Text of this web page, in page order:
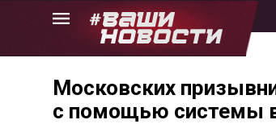
Skip
Московских
с помощью системы